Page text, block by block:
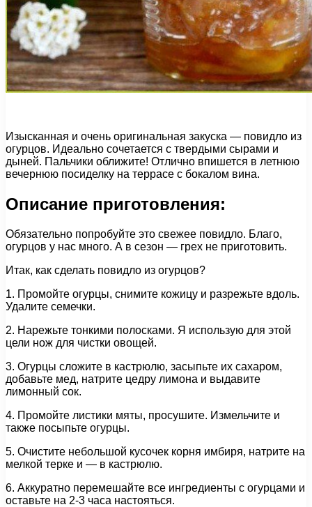
Изысканная и очень оригинальная закуска — повидло из
огурцов. Идеально сочетается с твердыми сырами и
дыней. Пальчики оближите! Отлично впишется в летнюю
вечернюю посиделку на террасе с бокалом вина.
Описание приготовления:
Обязательно попробуйте это свежее повидло. Благо,
огурцов у нас много. А в сезон — грех не приготовить.
Итак, как сделать повидло из огурцов?
1. Промойте огурцы, снимите кожицу и разрежьте вдоль.
Удалите семечки.
2. Нарежьте тонкими полосками. Я использую для этой
цели нож для чистки овощей.
3. Огурцы сложите в кастрюлю, засыпьте их сахаром,
добавьте мед, натрите цедру лимона и выдавите
лимонный сок.
4. Промойте листики мяты, просушите. Измельчите и
также посыпьте огурцы.
5. Очистите небольшой кусочек корня имбиря, натрите на
мелкой терке и — в кастрюлю.
6. Аккуратно перемешайте все ингредиенты с огурцами и
оставьте на 2-3 часа настояться.